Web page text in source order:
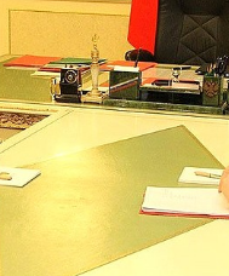
с официальным
с Днём